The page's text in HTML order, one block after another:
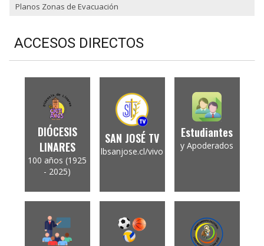
Planos Zonas de Evacuación
ACCESOS DIRECTOS
DIÓCESIS
LINARES
100 años (1925
- 2025)
SAN JOSÉ TV
lbsanjose.cl/vivo
Estudiantes
y Apoderados